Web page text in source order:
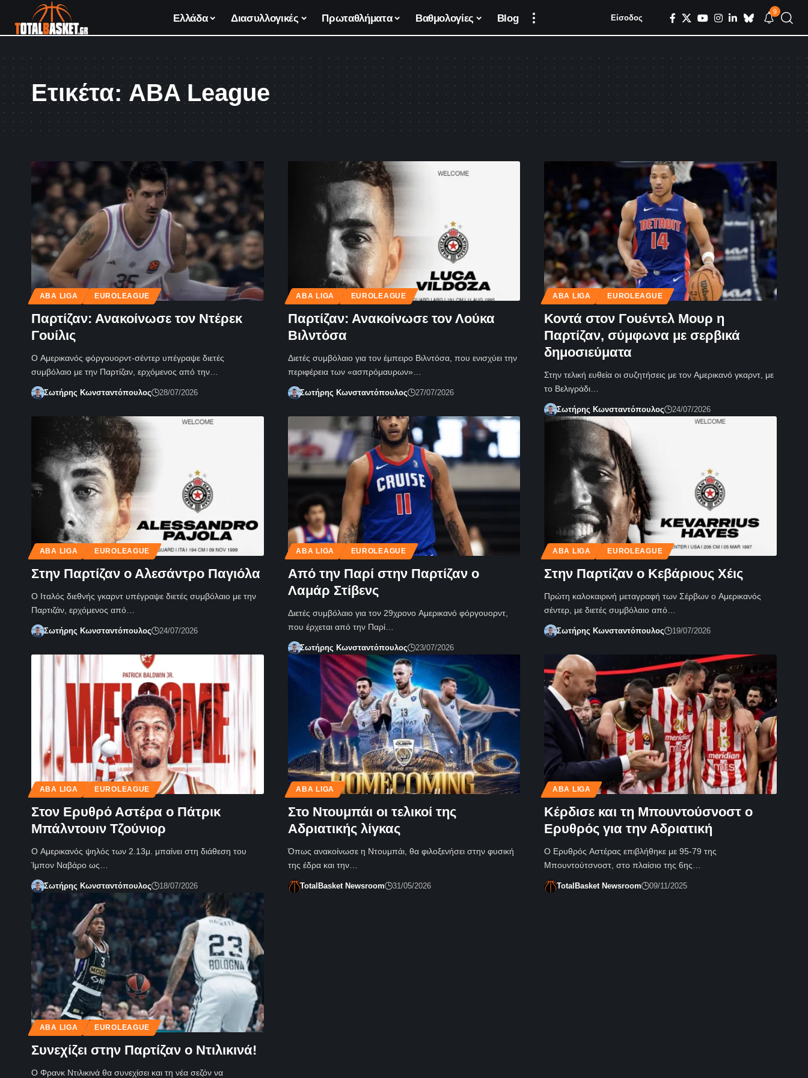
Ελλάδα Διασυλλογικές Πρωταθλήματα Βαθμολογίες Blog Είσοδος
9
Ετικέτα: ABA League
ABA LIGA EUROLEAGUE
Παρτίζαν: Ανακοίνωσε τον Ντέρεκ
Γουίλις
Ο Αμερικανός φόργουορντ-σέντερ υπέγραψε διετές
συμβόλαιο με την Παρτίζαν, ερχόμενος από την…
Σωτήρης Κωνσταντόπουλος 28/07/2026
ABA LIGA EUROLEAGUE
Παρτίζαν: Ανακοίνωσε τον Λούκα
Βιλντόσα
Διετές συμβόλαιο για τον έμπειρο Βιλντόσα, που ενισχύει την
περιφέρεια των «ασπρόμαυρων»…
Σωτήρης Κωνσταντόπουλος 27/07/2026
ABA LIGA EUROLEAGUE
Κοντά στον Γουέντελ Μουρ η
Παρτίζαν, σύμφωνα με σερβικά
δημοσιεύματα
Στην τελική ευθεία οι συζητήσεις με τον Αμερικανό γκαρντ, με
το Βελιγράδι…
Σωτήρης Κωνσταντόπουλος 24/07/2026
ABA LIGA EUROLEAGUE
Στην Παρτίζαν ο Αλεσάντρο Παγιόλα
Ο Ιταλός διεθνής γκαρντ υπέγραψε διετές συμβόλαιο με την
Παρτιζάν, ερχόμενος από…
Σωτήρης Κωνσταντόπουλος 24/07/2026
ABA LIGA EUROLEAGUE
Από την Παρί στην Παρτίζαν ο
Λαμάρ Στίβενς
Διετές συμβόλαιο για τον 29χρονο Αμερικανό φόργουορντ,
που έρχεται από την Παρί…
Σωτήρης Κωνσταντόπουλος 23/07/2026
ABA LIGA EUROLEAGUE
Στην Παρτίζαν ο Κεβάριους Χέις
Πρώτη καλοκαιρινή μεταγραφή των Σέρβων ο Αμερικανός
σέντερ, με διετές συμβόλαιο από…
Σωτήρης Κωνσταντόπουλος 19/07/2026
ABA LIGA EUROLEAGUE
Στον Ερυθρό Αστέρα ο Πάτρικ
Μπάλντουιν Τζούνιορ
Ο Αμερικανός ψηλός των 2.13μ. μπαίνει στη διάθεση του
Ίμπον Ναβάρο ως…
Σωτήρης Κωνσταντόπουλος 18/07/2026
ABA LIGA
Στο Ντουμπάι οι τελικοί της
Αδριατικής λίγκας
Όπως ανακοίνωσε η Ντουμπάι, θα φιλοξενήσει στην φυσική
της έδρα και την…
TotalBasket Newsroom 31/05/2026
ABA LIGA
Κέρδισε και τη Μπουντούσνοστ ο
Ερυθρός για την Αδριατική
Ο Ερυθρός Αστέρας επιβλήθηκε με 95-79 της
Μπουντούτσνοστ, στο πλαίσιο της 6ης…
TotalBasket Newsroom 09/11/2025
ABA LIGA EUROLEAGUE
Συνεχίζει στην Παρτίζαν ο Ντιλικινά!
Ο Φρανκ Ντιλικινά θα συνεχίσει και τη νέα σεζόν να